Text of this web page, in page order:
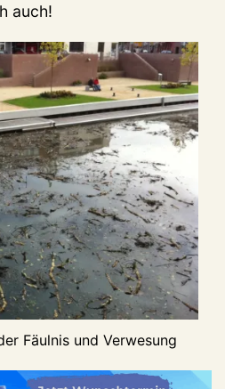
auch!
Fäulnis und Verwesung